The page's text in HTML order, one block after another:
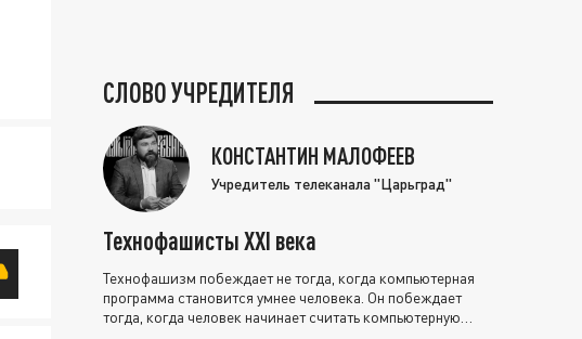
СЛОВО УЧРЕДИТЕЛЯ
КОНСТАНТИН МАЛОФЕЕВ
Учредитель телеканала "Царьград"
Технофашисты XXI века
Технофашизм побеждает не тогда, когда компьютерная
программа становится умнее человека. Он побеждает
тогда, когда человек начинает считать компьютерную